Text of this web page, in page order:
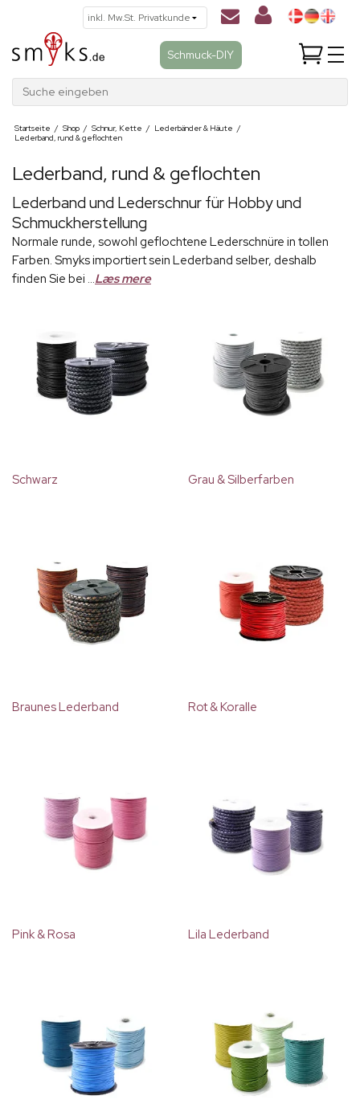
Schmuck-DIY
Suche eingeben
Startseite / Shop / Schnur, Kette / Lederbänder & Häute /
Lederband, rund & geflochten
Lederband, rund & geflochten
Lederband und Lederschnur für Hobby und
Schmuckherstellung
Normale runde, sowohl geflochtene Lederschnüre in tollen
Farben. Smyks importiert sein Lederband selber, deshalb
finden Sie bei ...Læs mere
Schwarz Grau & Silberfarben
Braunes Lederband Rot & Koralle
Pink & Rosa Lila Lederband